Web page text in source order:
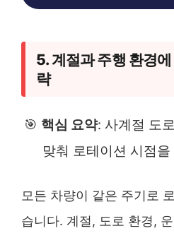
5. 계절과 주행 환경
략
🎯 핵심 요약: 사계절 도
맞춰 로테이션 시점
모든 차량이 같은 주기로
습니다. 계절, 도로 환경,